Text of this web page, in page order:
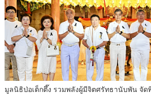
มูลนิธิป่อเต็กตึ๊ง รวมพลังผู้มีจิตศรัทธานับพัน จัด